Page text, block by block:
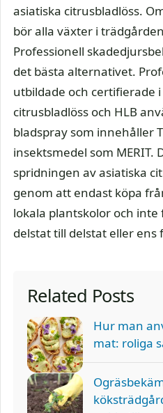
asiatiska citrusbladlöss.
bör alla växter i
Professionell
det bästa alternativet.
utbildade och certifierade
citrusbladlöss och HLB
bladspray som innehåller
insektsmedel som MERIT.
spridningen av asiatiska
genom att endast köpa
lokala plantskolor och
delstat till delstat eller ens
Related Posts
Hur man
mat: roliga